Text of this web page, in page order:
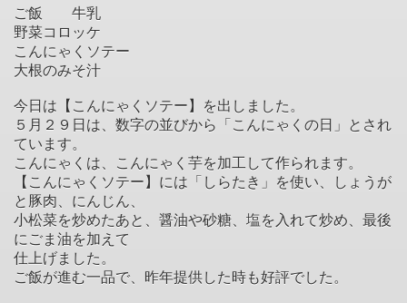
ご飯 牛乳
野菜コロッケ
こんにゃくソテー
大根のみそ汁
今日は【こんにゃくソテー】を出しました。
５月２９日は、数字の並びから「こんにゃくの日」とされ
ています。
こんにゃくは、こんにゃく芋を加工して作られます。
【こんにゃくソテー】には「しらたき」を使い、しょうが
と豚肉、にんじん、
小松菜を炒めたあと、醤油や砂糖、塩を入れて炒め、最後
にごま油を加えて
仕上げました。
ご飯が進む一品で、昨年提供した時も好評でした。